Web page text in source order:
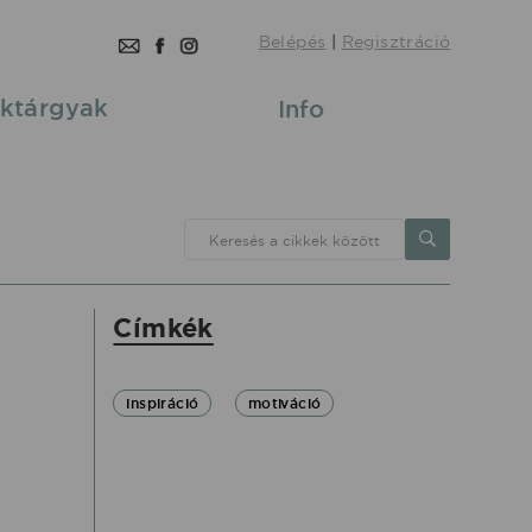
Belépés | Regisztráció
Info
Keresés a cikkek között
Címkék
inspiráció motiváció